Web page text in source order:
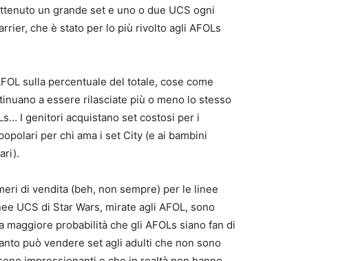
un grande set e uno o due UCS ogni
che è stato per lo più rivolto agli AFOLs
sulla percentuale del totale, cose come
a essere rilasciate più o meno lo stesso
I genitori acquistano set costosi per i
per chi ama i set City (e ai bambini
di vendita (beh, non sempre) per le linee
UCS di Star Wars, mirate agli AFOL, sono
maggiore probabilità che gli AFOLs siano fan di
può vendere set agli adulti che non sono